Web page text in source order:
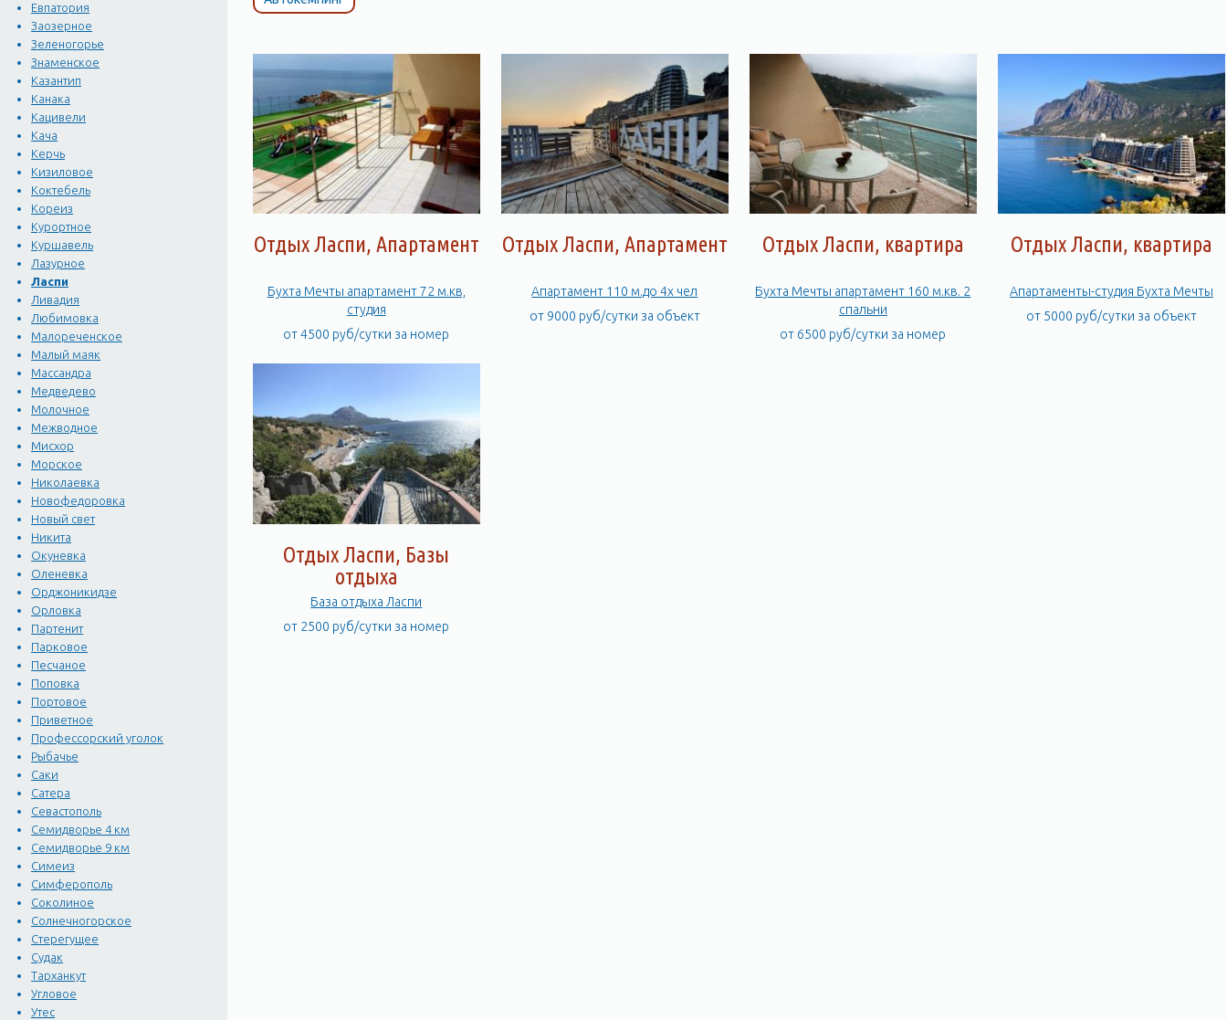
Евпатория
Заозерное
Зеленогорье
Знаменское
Казантип
Канака
Кацивели
Кача
Керчь
Кизиловое
Коктебель
Кореиз
Курортное
Куршавель
Лазурное
Ласпи
Ливадия
Любимовка
Малореченское
Малый маяк
Массандра
Медведево
Молочное
Межводное
Мисхор
Морское
Николаевка
Новофедоровка
Новый свет
Никита
Окуневка
Оленевка
Орджоникидзе
Орловка
Партенит
Парковое
Песчаное
Поповка
Портовое
Приветное
Профессорский уголок
Рыбачье
Саки
Сатера
Севастополь
Семидворье 4 км
Семидворье 9 км
Симеиз
Симферополь
Соколиное
Солнечногорское
Стерегущее
Судак
Тарханкут
Угловое
Утес
Отдых Ласпи, Апартамент
Бухта Мечты апартамент 72 м.кв,
студия
от 4500 руб/сутки за номер
Отдых Ласпи, Апартамент
Апартамент 110 м.до 4х чел
от 9000 руб/сутки за объект
Отдых Ласпи, квартира
Бухта Мечты апартамент 160 м.кв. 2
спальни
от 6500 руб/сутки за номер
Отдых Ласпи, квартира
Апартаменты-студия Бухта Мечты
от 5000 руб/сутки за объект
Отдых Ласпи, Базы
отдыха
База отдыха Ласпи
от 2500 руб/сутки за номер